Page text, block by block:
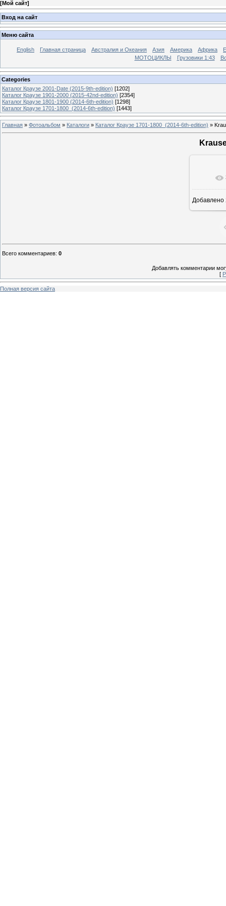
[Мой сайт]
Вход на сайт
Меню сайта
English Главная страница Австралия и Океания Азия Америка Африка
МОТОЦИКЛЫ
Грузовики 1:43
Categories
Каталог Краузе 2001-Date (2015-9th-edition) [1202]
Каталог Краузе 1901-2000 (2015-42nd-edition) [2354]
Каталог Краузе 1801-1900 (2014-6th-edition) [1298]
Каталог Краузе 1701-1800_(2014-6th-edition) [1443]
Главная » Фотоальбом » Каталоги » Каталог Краузе 1701-1800_(2014-6th-edition) »
Добавлено
Всего комментариев: 0
Добавлять комментарии
[
Полная версия сайта